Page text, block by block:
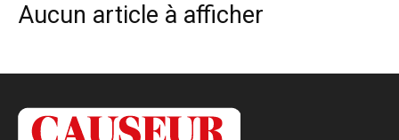
Aucun article à afficher